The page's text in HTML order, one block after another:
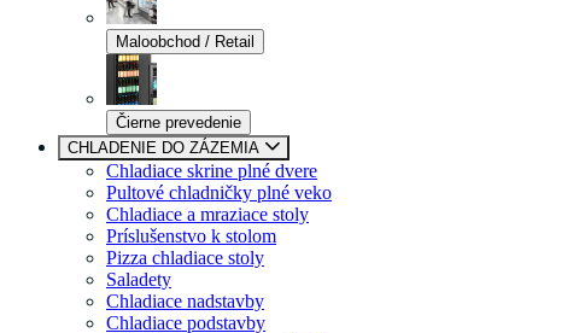
Maloobchod / Retail
Čierne prevedenie
CHLADENIE DO ZÁZEMIA
Chladiace skrine plné dvere
Pultové chladničky plné veko
Chladiace a mraziace stoly
Príslušenstvo k stolom
Pizza chladiace stoly
Saladety
Chladiace nadstavby
Chladiace podstavby